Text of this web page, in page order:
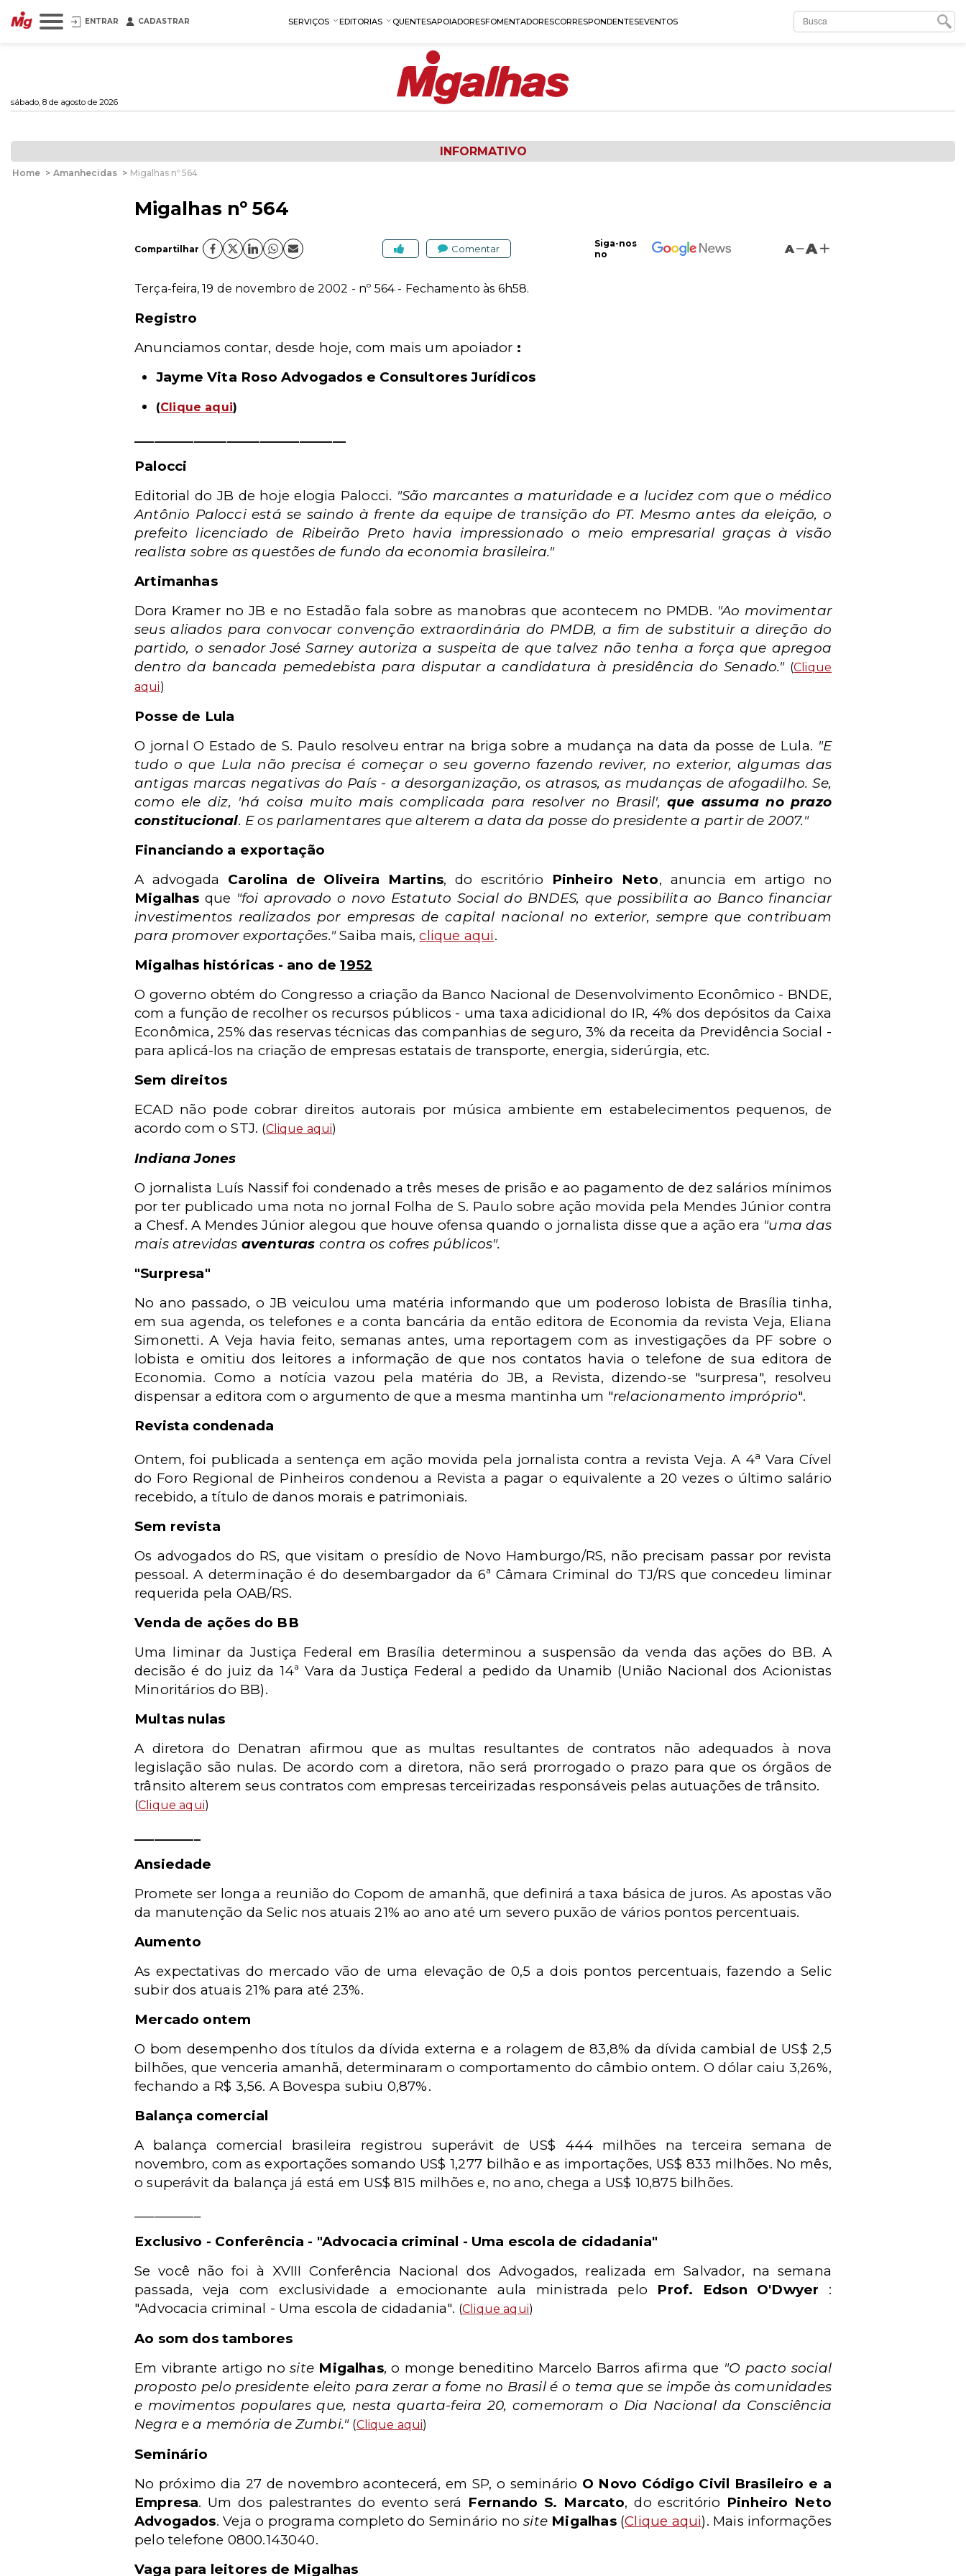
ENTRAR CADASTRAR SERVIÇOS EDITORIAS QUENTESAPOIADORESFOMENTADORESCORRESPONDENTESEVENTOS
sábado, 8 de agosto de 2026
INFORMATIVO
Home > Amanhecidas > Migalhas nº 564
Migalhas nº 564
Compartilhar Comentar
Siga-nos
no
A A
Terça-feira, 19 de novembro de 2002 - nº 564 - Fechamento às 6h58.
Registro
Anunciamos contar, desde hoje, com mais um apoiador :
Jayme Vita Roso Advogados e Consultores Jurídicos
(Clique aqui)
Palocci
Editorial do JB de hoje elogia Palocci. "São marcantes a maturidade e a lucidez com que o médico
Antônio Palocci está se saindo à frente da equipe de transição do PT. Mesmo antes da eleição, o
prefeito licenciado de Ribeirão Preto havia impressionado o meio empresarial graças à visão
realista sobre as questões de fundo da economia brasileira."
Artimanhas
Dora Kramer no JB e no Estadão fala sobre as manobras que acontecem no PMDB. "Ao movimentar
seus aliados para convocar convenção extraordinária do PMDB, a fim de substituir a direção do
partido, o senador José Sarney autoriza a suspeita de que talvez não tenha a força que apregoa
dentro da bancada pemedebista para disputar a candidatura à presidência do Senado."(Clique
aqui)
Posse de Lula
O jornal O Estado de S. Paulo resolveu entrar na briga sobre a mudança na data da posse de Lula. "E
tudo o que Lula não precisa é começar o seu governo fazendo reviver, no exterior, algumas das
antigas marcas negativas do País - a desorganização, os atrasos, as mudanças de afogadilho. Se,
como ele diz, 'há coisa muito mais complicada para resolver no Brasil',que assuma no prazo
constitucional. E os parlamentares que alterem a data da posse do presidente a partir de 2007."
Financiando a exportação
A advogada Carolina de Oliveira Martins, do escritório Pinheiro Neto, anuncia em artigo no
Migalhas que "foi aprovado o novo Estatuto Social do BNDES, que possibilita ao Banco financiar
investimentos realizados por empresas de capital nacional no exterior, sempre que contribuam
para promover exportações."Saiba mais,clique aqui.
Migalhas históricas - ano de1952
O governo obtém do Congresso a criação da Banco Nacional de Desenvolvimento Econômico - BNDE,
com a função de recolher os recursos públicos - uma taxa adicidional do IR, 4% dos depósitos da Caixa
Econômica, 25% das reservas técnicas das companhias de seguro, 3% da receita da Previdência Social -
para aplicá-los na criação de empresas estatais de transporte, energia, siderúrgia, etc.
Sem direitos
ECAD não pode cobrar direitos autorais por música ambiente em estabelecimentos pequenos, de
acordo com o STJ. (Clique aqui)
Indiana Jones
O jornalista Luís Nassif foi condenado a três meses de prisão e ao pagamento de dez salários mínimos
por ter publicado uma nota no jornal Folha de S. Paulo sobre ação movida pela Mendes Júnior contra
a Chesf. A Mendes Júnior alegou que houve ofensa quando o jornalista disse que a ação era "uma das
mais atrevidas aventuras contra os cofres públicos".
"Surpresa"
No ano passado, o JB veiculou uma matéria informando que um poderoso lobista de Brasília tinha,
em sua agenda, os telefones e a conta bancária da então editora de Economia da revista Veja, Eliana
Simonetti. A Veja havia feito, semanas antes, uma reportagem com as investigações da PF sobre o
lobista e omitiu dos leitores a informação de que nos contatos havia o telefone de sua editora de
Economia. Como a notícia vazou pela matéria do JB, a Revista, dizendo-se "surpresa", resolveu
dispensar a editora com o argumento de que a mesma mantinha um "relacionamento impróprio".
Revista condenada
Ontem, foi publicada a sentença em ação movida pela jornalista contra a revista Veja. A 4a Vara Cível
do Foro Regional de Pinheiros condenou a Revista a pagar o equivalente a 20 vezes o último salário
recebido, a título de danos morais e patrimoniais.
Sem revista
Os advogados do RS, que visitam o presídio de Novo Hamburgo/RS, não precisam passar por revista
pessoal. A determinação é do desembargador da 6ª Câmara Criminal do TJ/RS que concedeu liminar
requerida pela OAB/RS.
Venda de ações do BB
Uma liminar da Justiça Federal em Brasília determinou a suspensão da venda das ações do BB. A
decisão é do juiz da 14ª Vara da Justiça Federal a pedido da Unamib (União Nacional dos Acionistas
Minoritários do BB).
Multas nulas
A diretora do Denatran afirmou que as multas resultantes de contratos não adequados à nova
legislação são nulas. De acordo com a diretora, não será prorrogado o prazo para que os órgãos de
trânsito alterem seus contratos com empresas terceirizadas responsáveis pelas autuações de trânsito.
(Clique aqui)
Ansiedade
Promete ser longa a reunião do Copom de amanhã, que definirá a taxa básica de juros. As apostas vão
da manutenção da Selic nos atuais 21% ao ano até um severo puxão de vários pontos percentuais.
Aumento
As expectativas do mercado vão de uma elevação de 0,5 a dois pontos percentuais, fazendo a Selic
subir dos atuais 21% para até 23%.
Mercado ontem
O bom desempenho dos títulos da dívida externa e a rolagem de 83,8% da dívida cambial de US$ 2,5
bilhões, que venceria amanhã, determinaram o comportamento do câmbio ontem. O dólar caiu 3,26%,
fechando a R$ 3,56. A Bovespa subiu 0,87%.
Balança comercial
A balança comercial brasileira registrou superávit de US$ 444 milhões na terceira semana de
novembro, com as exportações somando US$ 1,277 bilhão e as importações, US$ 833 milhões. No mês,
o superávit da balança já está em US$ 815 milhões e, no ano, chega a US$ 10,875 bilhões.
Exclusivo - Conferência - "Advocacia criminal - Uma escola de cidadania"
Se você não foi à XVIII Conferência Nacional dos Advogados, realizada em Salvador, na semana
passada, veja com exclusividade a emocionante aula ministrada pelo Prof. Edson O'Dwyer :
"Advocacia criminal - Uma escola de cidadania". (Clique aqui)
Ao som dos tambores
Em vibrante artigo nosite Migalhas, o monge beneditino Marcelo Barros afirma que "O pacto social
proposto pelo presidente eleito para zerar a fome no Brasil é o tema que se impõe às comunidades
e movimentos populares que, nesta quarta-feira 20, comemoram o Dia Nacional da Consciência
Negra e a memória de Zumbi." (Clique aqui)
Seminário
No próximo dia 27 de novembro acontecerá, em SP, o seminário O Novo Código Civil Brasileiro e a
Empresa. Um dos palestrantes do evento será Fernando S. Marcato, do escritório Pinheiro Neto
Advogados. Veja o programa completo do Seminário nosite Migalhas (Clique aqui). Mais informações
pelo telefone 0800.143040.
Vaga para leitores de Migalhas